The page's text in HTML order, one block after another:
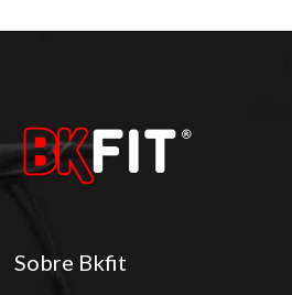
Sobre Bkfit